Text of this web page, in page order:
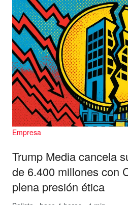
Empresa
Trump Media cancela
de 6.400 millones con
plena presión ética